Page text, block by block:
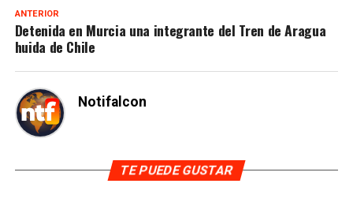
ANTERIOR
Detenida en Murcia una integrante del Tren de Aragua
huida de Chile
Notifalcon
TE PUEDE GUSTAR